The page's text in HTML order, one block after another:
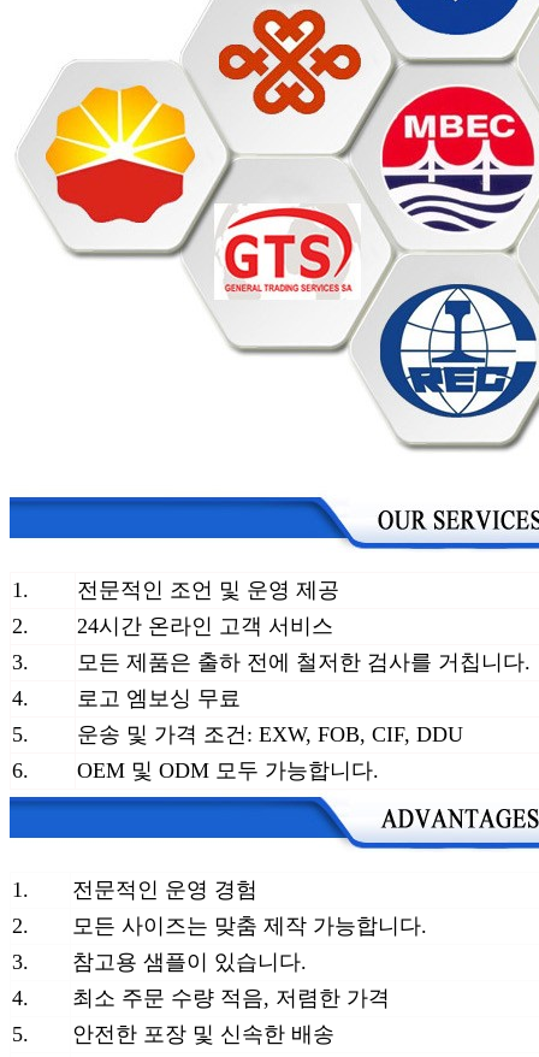
1.
전문적인 조언 및 운영 제공
2.
24시간 온라인 고객 서비스
3.
모든 제품은 출하 전에 철저한 검사를 거칩니다.
4.
로고 엠보싱 무료
5.
운송 및 가격 조건: EXW, FOB, CIF, DDU
6.
OEM 및 ODM 모두 가능합니다.
1.
전문적인 운영 경험
2.
모든 사이즈는 맞춤 제작 가능합니다.
3.
참고용 샘플이 있습니다.
4.
최소 주문 수량 적음, 저렴한 가격
5.
안전한 포장 및 신속한 배송